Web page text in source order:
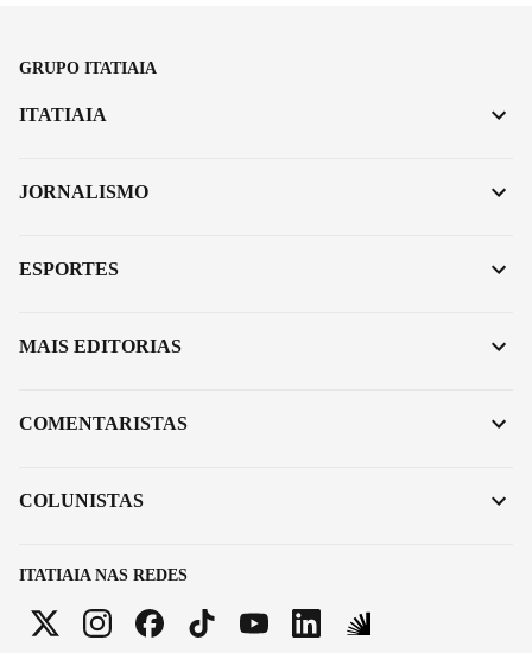
GRUPO ITATIAIA
ITATIAIA NAS REDES
ITATIAIA
JORNALISMO
ESPORTES
MAIS EDITORIAS
COMENTARISTAS
COLUNISTAS